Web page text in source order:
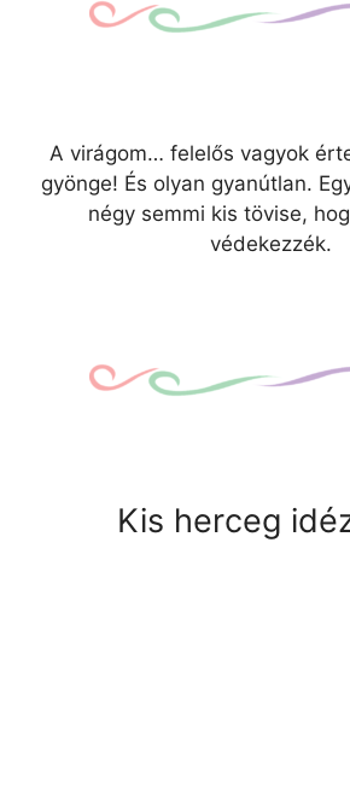
A virágom… felelős vagyok
gyönge! És olyan gyanútlan.
négy semmi kis tövise,
védekezzék.
Kis herceg